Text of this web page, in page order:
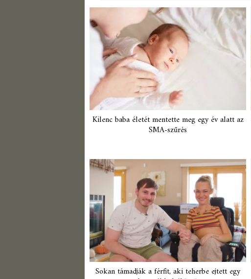
Kilenc baba életét mentette meg egy év alatt az
SMA-szűrés
Sokan támadják a férfit, aki teherbe ejtett egy